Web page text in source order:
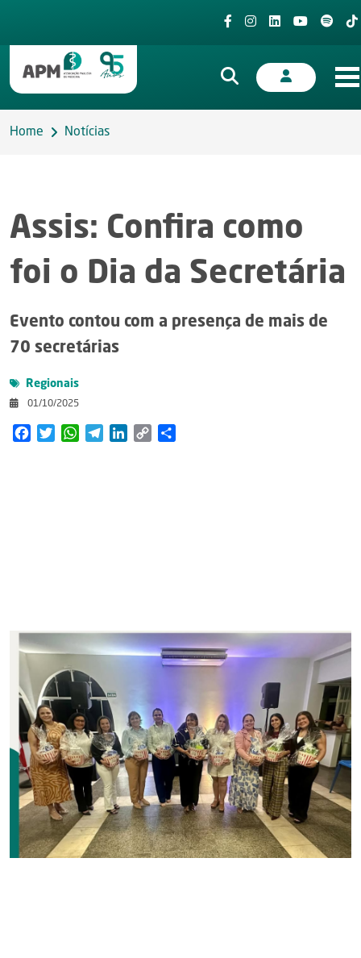
Home Notícias
Assis: Confira como
foi o Dia da Secretária
Evento contou com a presença de mais de
70 secretárias
Regionais
01/10/2025
FacebookTwitterWhatsAppTelegramLinkedIn
Copy